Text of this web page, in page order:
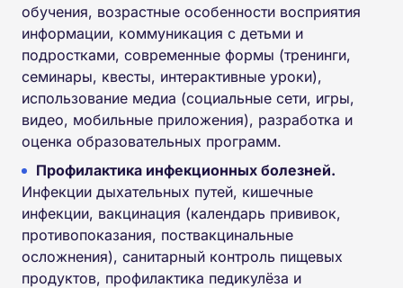
обучения, возрастные особенности восприятия
информации, коммуникация с детьми и
подростками, современные формы (тренинги,
семинары, квесты, интерактивные уроки),
использование медиа (социальные сети, игры,
видео, мобильные приложения), разработка и
оценка образовательных программ.
Профилактика инфекционных болезней.
Инфекции дыхательных путей, кишечные
инфекции, вакцинация (календарь прививок,
противопоказания, поствакцинальные
осложнения), санитарный контроль пищевых
продуктов, профилактика педикулёза и